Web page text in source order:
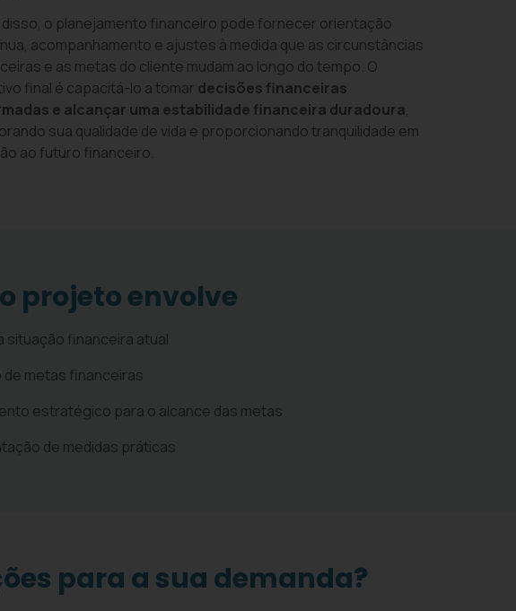
disso, o planejamento financeiro pode fornecer orientação
acompanhamento e ajustes à medida que as circunstâncias
e as metas do cliente mudam ao longo do tempo. O
final é capacitá-lo a tomar decisões financeiras
e alcançar uma estabilidade financeira duradoura,
sua qualidade de vida e proporcionando tranquilidade em
ao futuro financeiro.
projeto envolve
situação financeira atual
de metas financeiras
estratégico para o alcance das metas
de medidas práticas
para a sua demanda?